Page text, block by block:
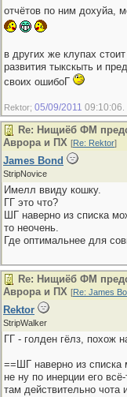
отчётов по ним дохуйа,
в других же клупах
развития тыкскыть и
своих ошибоГ
Rektor; 05/09/2011 09:10:06
Re: Нищиёб ФМ
Аврора и ПХ [Re: Rektor]
James Bond
StripNovice
Имелл ввиду кошку.
ГГ это что?
ШГ наверно из списка
то неочень.
Где оптимальнее для
Re: Нищиёб ФМ
Аврора и ПХ [Re: James
Rektor
StripWalker
ГГ - голден гёлз, похож
==ШГ наверно из списка
не ну по инерции его
там действительно чота